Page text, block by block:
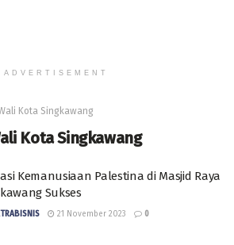
ADVERTISEMENT
Kota Singkawang
Kota Singkawang
Kemanusiaan Palestina di Masjid Raya
Sukses
21 November 2023 0